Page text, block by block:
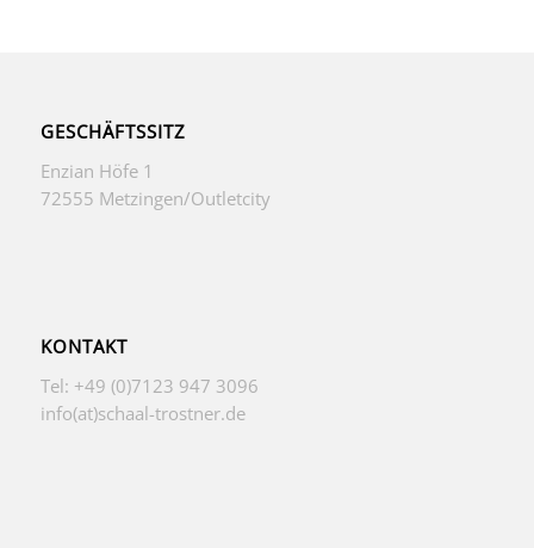
GESCHÄFTSSITZ
Enzian Höfe 1
72555 Metzingen/Outletcity
KONTAKT
Tel: +49 (0)7123 947 3096
info(at)schaal-trostner.de